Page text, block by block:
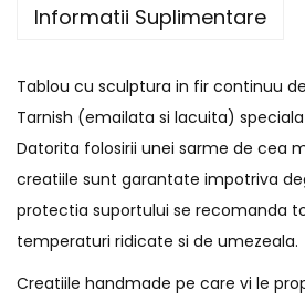
Informatii Suplimentare
Tablou cu sculptura in fir continuu
Tarnish (emailata si lacuita)
Datorita folosirii unei sarme de cea
creatiile sunt garantate impotriva
protectia suportului se recomanda
temperaturi ridicate si de umezeala.
Creatiile handmade pe care vi le